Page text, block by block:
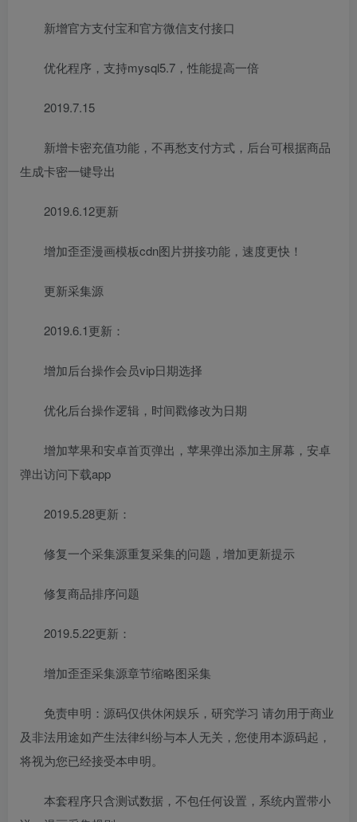
新增官方支付宝和官方微信支付接口
优化程序，支持mysql5.7，性能提高一倍
2019.7.15
新增卡密充值功能，不再愁支付方式，后台可根据商品
生成卡密一键导出
2019.6.12更新
增加歪歪漫画模板cdn图片拼接功能，速度更快！
更新采集源
2019.6.1更新：
增加后台操作会员vip日期选择
优化后台操作逻辑，时间戳修改为日期
增加苹果和安卓首页弹出，苹果弹出添加主屏幕，安卓
弹出访问下载app
2019.5.28更新：
修复一个采集源重复采集的问题，增加更新提示
修复商品排序问题
2019.5.22更新：
增加歪歪采集源章节缩略图采集
免责申明：源码仅供休闲娱乐，研究学习 请勿用于商业
及非法用途如产生法律纠纷与本人无关，您使用本源码起，
将视为您已经接受本申明。
本套程序只含测试数据，不包任何设置，系统内置带小